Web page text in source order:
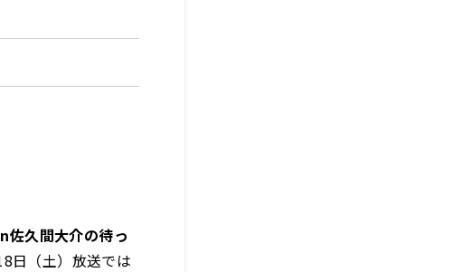
佐久間大介の待っ
日（土）放送では